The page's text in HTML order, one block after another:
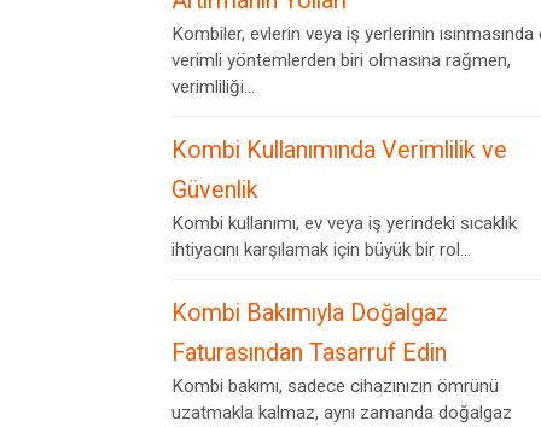
Kombiler, evlerin veya iş yerlerinin ısınmasında
verimli yöntemlerden biri olmasına rağmen,
verimliliği...
Kombi Kullanımında Verimlilik ve
Güvenlik
Kombi kullanımı, ev veya iş yerindeki sıcaklık
ihtiyacını karşılamak için büyük bir rol...
Kombi Bakımıyla Doğalgaz
Faturasından Tasarruf Edin
Kombi bakımı, sadece cihazınızın ömrünü
uzatmakla kalmaz, aynı zamanda doğalgaz